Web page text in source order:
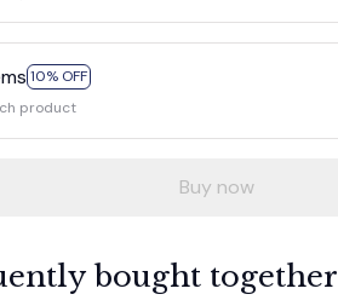
10% OFF
product
Buy now
bought together